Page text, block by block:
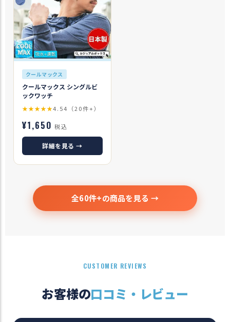
クールマックス
クールマックス シングルビ
ックワッチ
★★★★★4.54（20件+）
¥1,650 税込
詳細を見る →
全60件+の商品を見る →
CUSTOMER REVIEWS
お客様の口コミ・レビュー